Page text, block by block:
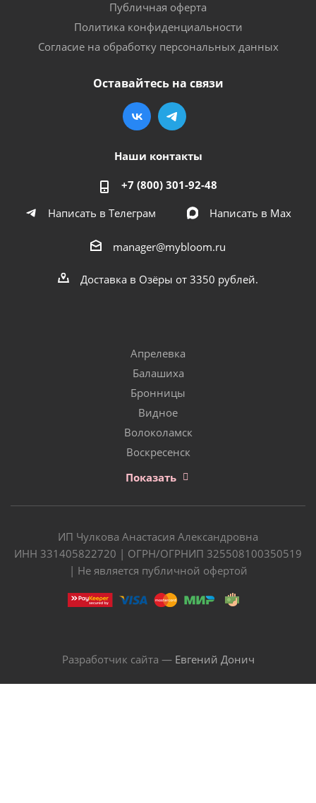
Публичная оферта
Политика конфиденциальности
Согласие на обработку персональных данных
Оставайтесь на связи
Наши контакты
+7 (800) 301-92-48
Написать в Телеграм
Написать в Мах
manager@mybloom.ru
Доставка в Озёры от 3350 рублей.
Апрелевка
Балашиха
Бронницы
Видное
Волоколамск
Воскресенск
Показать
ИП Чулкова Анастасия Александровна
ИНН 331405822720 | ОГРН/ОГРНИП 325508100350519
| Не является публичной офертой
Разработчик сайта — Евгений Донич